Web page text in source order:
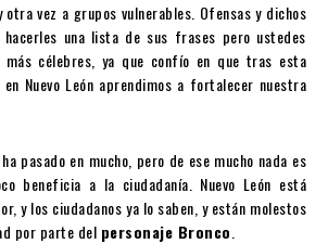
otra vez a grupos vulnerables. Ofensas y dichos
una lista de sus frases pero ustedes
más célebres, ya que confío en que tras esta
Nuevo León aprendimos a fortalecer nuestra
pasado en mucho, pero de ese mucho nada es
beneficia a la ciudadanía. Nuevo León está
y los ciudadanos ya lo saben, y están molestos
por parte del personaje Bronco